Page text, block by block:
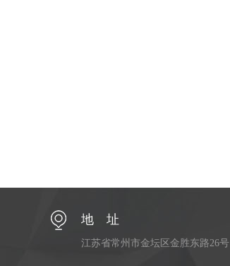
地 址
江苏省常州市金坛区金胜东路26号